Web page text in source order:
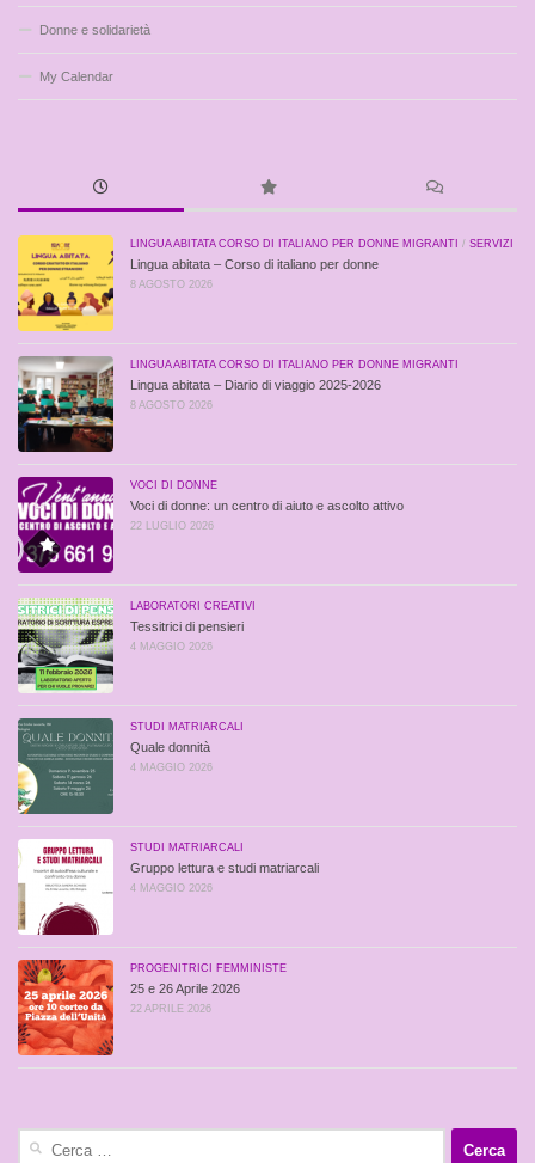
Donne e solidarietà
My Calendar
LINGUA ABITATA CORSO DI ITALIANO PER DONNE MIGRANTI / SERVIZI
Lingua abitata – Corso di italiano per donne
8 AGOSTO 2026
LINGUA ABITATA CORSO DI ITALIANO PER DONNE MIGRANTI
Lingua abitata – Diario di viaggio 2025-2026
8 AGOSTO 2026
VOCI DI DONNE
Voci di donne: un centro di aiuto e ascolto attivo
22 LUGLIO 2026
LABORATORI CREATIVI
Tessitrici di pensieri
4 MAGGIO 2026
STUDI MATRIARCALI
Quale donnità
4 MAGGIO 2026
STUDI MATRIARCALI
Gruppo lettura e studi matriarcali
4 MAGGIO 2026
PROGENITRICI FEMMINISTE
25 e 26 Aprile 2026
22 APRILE 2026